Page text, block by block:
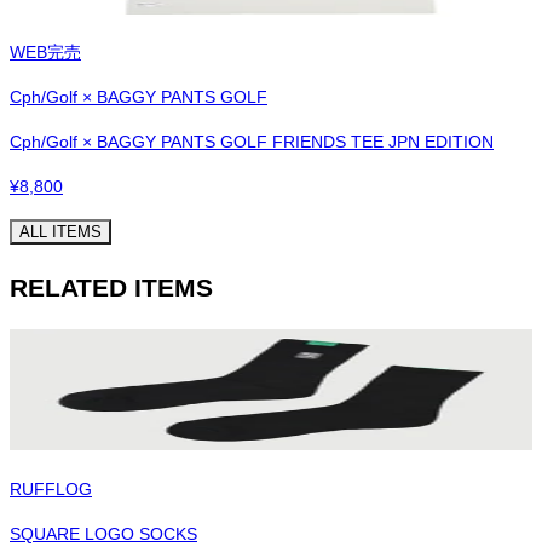
WEB完売
Cph/Golf × BAGGY PANTS GOLF
Cph/Golf × BAGGY PANTS GOLF FRIENDS TEE JPN EDITION
¥8,800
ALL ITEMS
RELATED ITEMS
RUFFLOG
SQUARE LOGO SOCKS